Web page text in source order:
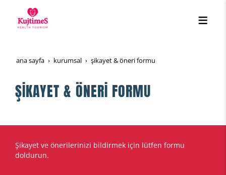
ana sayfa kurumsal şi̇kayet & öneri̇ formu
ŞİKAYET & ÖNERİ FORMU
Şikayet ve önerilerinizi bildirmek için lütfen formu
doldurun.